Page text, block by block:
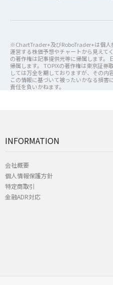
※ChartTrader+及びRoboTrader+は個人
運営する株価予想やチャートから見えて
の著作権は記事提供元等に帰属します。
帰属します。 TOPIXの著作権は東京証券
しては万全を期しておりますが、その
この情報に基づいて被ったいかなる損害
責任を負いかねます。
INFORMATION
会社概要
個人情報保護方針
特定商取引
金融ADR対応